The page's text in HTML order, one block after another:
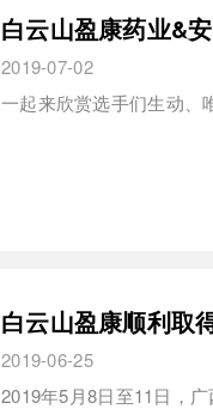
白云山盈康药业&
2019-07-02
一起来欣赏选手们生动、
白云山盈康顺利取
2019-06-25
2019年5月8日至11日，